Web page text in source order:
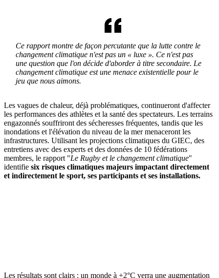
Ce rapport montre de façon percutante que la lutte contre le
changement climatique n'est pas un « luxe ». Ce n'est pas
une question que l'on décide d'aborder à titre secondaire. Le
changement climatique est une menace existentielle pour le
jeu que nous aimons.
Les vagues de chaleur, déjà problématiques, continueront d'affecter
les performances des athlètes et la santé des spectateurs. Les terrains
engazonnés souffriront des sécheresses fréquentes, tandis que les
inondations et l'élévation du niveau de la mer menaceront les
infrastructures. Utilisant les projections climatiques du GIEC, des
entretiens avec des experts et des données de 10 fédérations
membres, le rapport "Le Rugby et le changement climatique"
identifie six risques climatiques majeurs impactant directement
et indirectement le sport, ses participants et ses installations.
Les résultats sont clairs : un monde à +2°C verra une augmentation